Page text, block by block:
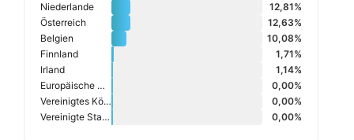
Niederlande
12,81%
Österreich
12,63%
Belgien
10,08%
Finnland
1,71%
Irland
1,14%
Europäische Union
0,00%
Vereinigtes Königreich
0,00%
Vereinigte Staaten (USA)
0,00%